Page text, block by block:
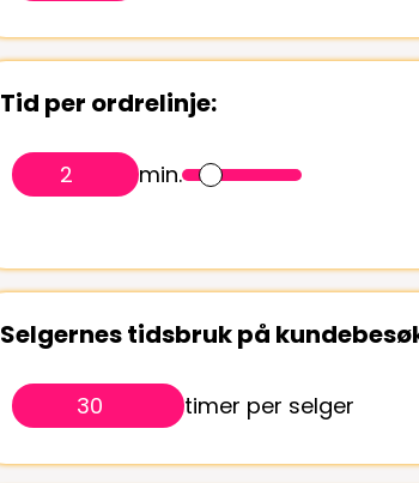
Tid per ordrelinje:
min.
Selgernes tidsbruk på
timer per selger